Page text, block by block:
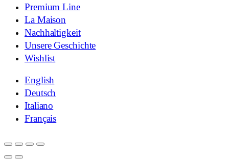
Premium Line
La Maison
Nachhaltigkeit
Unsere Geschichte
Wishlist
English
Deutsch
Italiano
Français